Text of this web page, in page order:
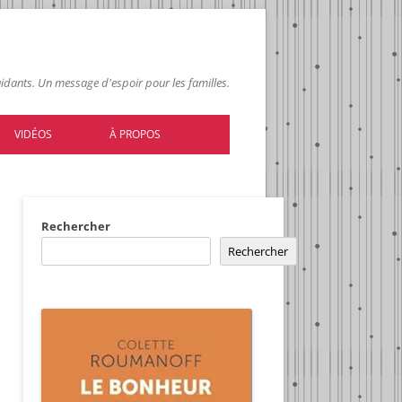
Un message d'espoir pour les familles.
VIDÉOS À PROPOS
Rechercher
Rechercher